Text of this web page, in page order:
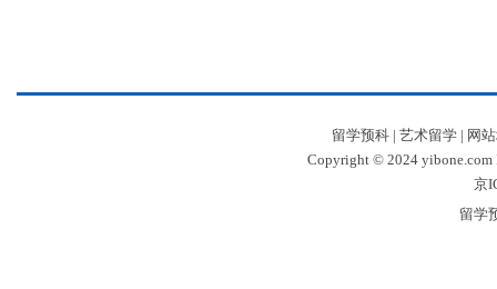
留学预科| 艺术留学| 网
Copyright © 2024 yibone.com
京
留学